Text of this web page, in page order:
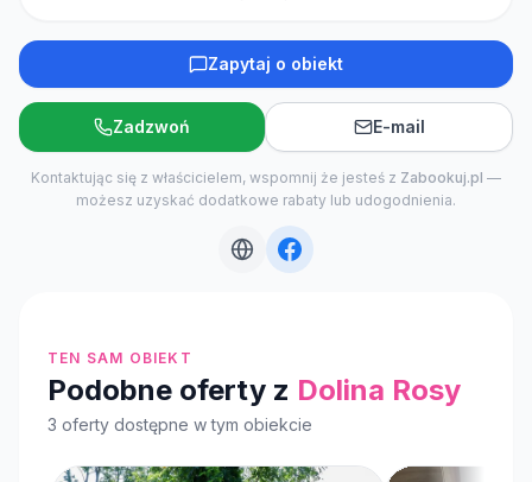
Zapytaj o obiekt
Zadzwoń E-mail
Kontaktując się z właścicielem, wspomnij że jesteś z Zabookuj.pl —
możesz uzyskać dodatkowe rabaty lub udogodnienia.
TEN SAM OBIEKT
Podobne oferty z Dolina Rosy
3 oferty dostępne w tym obiekcie